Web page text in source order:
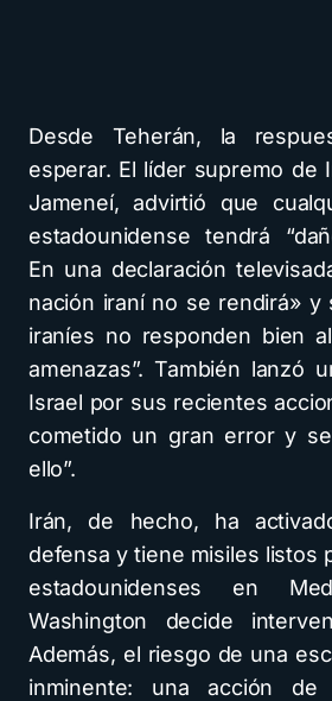
Desde Teherán, la
esperar. El líder supremo de
Jameneí, advirtió que
estadounidense tendrá
En una declaración
nación iraní no se rendirá» y
iraníes no responden bien
amenazas”. También lanzó
Israel por sus recientes
cometido un gran error y
ello”.
Irán, de hecho, ha
defensa y tiene misiles listos
estadounidenses en
Washington decide
Además, el riesgo de una
inminente: una acción de